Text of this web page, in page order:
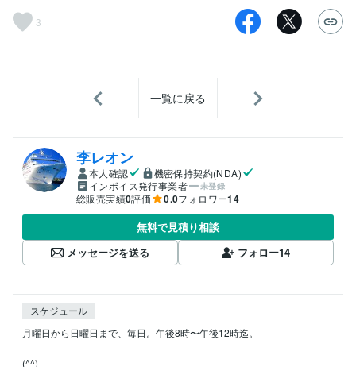
3
一覧に戻る
李レオン
本人確認
機密保持契約(NDA)
インボイス発行事業者
未登録
総販売実績0評価 0.0フォロワー14
無料で見積り相談
メッセージを送る
フォロー14
スケジュール
月曜日から日曜日まで、毎日。午後8時〜午後12時迄。
(^^)